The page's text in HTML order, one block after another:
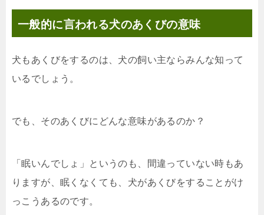
一般的に言われる犬のあくびの意味
犬もあくびをするのは、犬の飼い主ならみんな知って
いるでしょう。
でも、そのあくびにどんな意味があるのか？
「眠いんでしょ」というのも、間違っていない時もあ
りますが、眠くなくても、犬があくびをすることがけ
っこうあるのです。